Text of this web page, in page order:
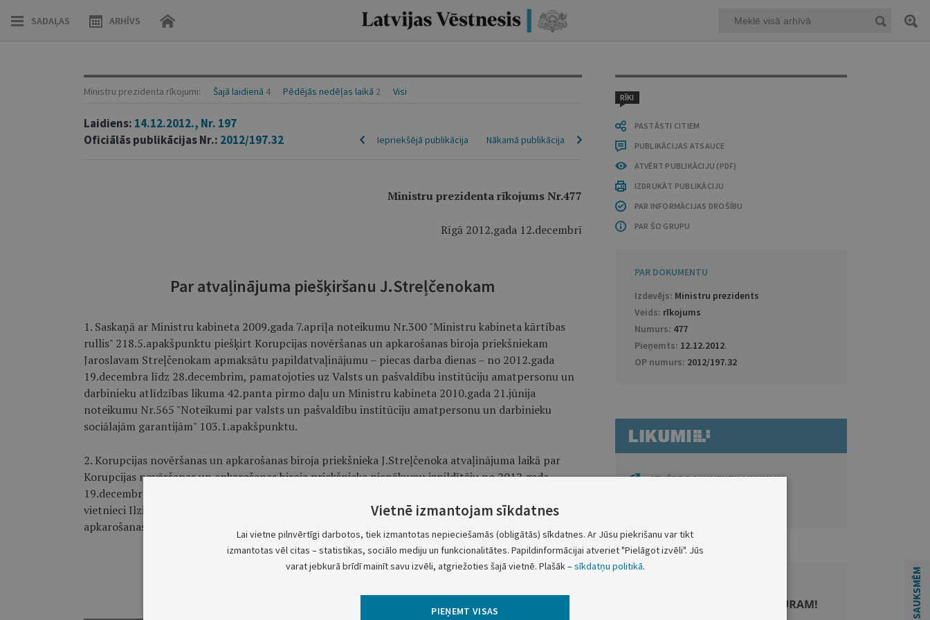
SADAĻAS ARHĪVS
RĪKI
PASTĀSTI CITIEM
PUBLIKĀCIJAS ATSAUCE
ATVĒRT PUBLIKĀCIJU (PDF)
IZDRUKĀT PUBLIKĀCIJU
PAR INFORMĀCIJAS DROŠĪBU
PAR ŠO GRUPU
PAR DOKUMENTU
Izdevējs: Ministru prezidents
Veids: rīkojums
Numurs: 477
Pieņemts: 12.12.2012.
OP numurs: 2012/197.32
ATVĒRT DOKUMENTU LIKUMI.LV
Ministru prezidenta rīkojumi: Šajā laidienā 4 Pēdējās nedēļas laikā 2 Visi
Laidiens: 14.12.2012., Nr. 197
Oficiālās publikācijas Nr.: 2012/197.32 Nākamā publikācija
Iepriekšējā publikācija
Ministru prezidenta rīkojums Nr.477
Rīgā 2012.gada 12.decembrī
Par atvaļinājuma piešķiršanu J.Streļčenokam
1. Saskaņā ar Ministru kabineta 2009.gada 7.aprīļa noteikumu Nr.300 "Ministru kabineta kārtības
rullis" 218.5.apakšpunktu piešķirt Korupcijas novēršanas un apkarošanas biroja priekšniekam
Jaroslavam Streļčenokam apmaksātu papildatvaļinājumu – piecas darba dienas – no 2012.gada
19.decembra līdz 28.decembrim, pamatojoties uz Valsts un pašvaldību institūciju amatpersonu un
darbinieku atlīdzības likuma 42.panta pirmo daļu un Ministru kabineta 2010.gada 21.jūnija
noteikumu Nr.565 "Noteikumi par valsts un pašvaldību institūciju amatpersonu un darbinieku
sociālajām garantijām" 103.1.apakšpunktu.
2. Korupcijas novēršanas un apkarošanas biroja priekšnieka J.Streļčenoka atvaļinājuma laikā par
Korupcijas novēršanas un apkarošanas biroja priekšnieka pienākumu izpildītāju no 2012.gada
19.decembra līdz 26.decembrim iecelt Korupcijas novēršanas un apkarošanas biroja priekšnieka
vietnieci Ilzi Jurču, bet no 2012.gada 27.decembra līdz 28.decembrim – Korupcijas novēršanas un
apkarošanas biroja priekšnieka vietnieci Jutu Strīķi.
Ministru prezidents V.Dombrovskis
ATSAUKSMĒM
Vietnē izmantojam sīkdatnes
Lai vietne pilnvērtīgi darbotos, tiek izmantotas nepieciešamās (obligātās) sīkdatnes. Ar Jūsu piekrišanu var tikt
izmantotas vēl citas – statistikas, sociālo mediju un funkcionalitātes. Papildinformācijai atveriet "Pielāgot izvēli". Jūs
varat jebkurā brīdī mainīt savu izvēli, atgriežoties šajā vietnē. Plašāk –sīkdatņu politikā.
PIEŅEMT VISAS